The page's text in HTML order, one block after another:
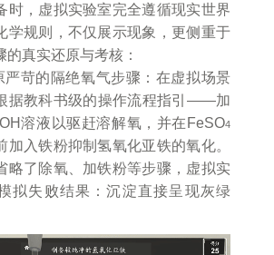
时，虚拟实验室完全遵循现实世界
学规则，不仅展示现象，更侧重于
的真实还原与考核：
严苛的隔绝氧气步骤： 在虚拟场景
据教科书级的操作流程指引——加
溶液以驱赶溶解氧，并在FeSO4
加入铁粉抑制氢氧化亚铁的氧化。
略了除氧、加铁粉等步骤，虚拟实
拟失败结果：沉淀直接呈现灰绿